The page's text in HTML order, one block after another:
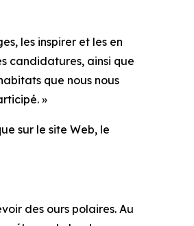
les inspirer et les en
candidatures, ainsi que
que nous nous
»
sur le site Web, le
des ours polaires. Au